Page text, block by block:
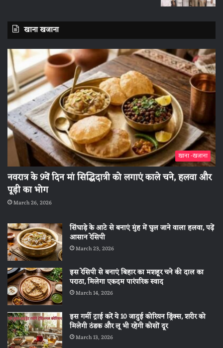
खाना खजाना
खाना -खजाना
नवरात्र के 9वें दिन मां सिद्धिदात्री को लगाएं काले चने, हलवा और
पूड़ी का भोग
March 26, 2026
सिंघाड़े के आटे से बनाएं मुंह में घुल जाने वाला हलवा, पढ़ें
आसान रेसिपी
March 23, 2026
इस रेसिपी से बनाएं बिहार का मशहूर चने की दाल का
पराठा, मिलेगा एकदम पारंपरिक स्वाद
March 14, 2026
इस गर्मी ट्राई करें ये 10 जादुई कोरियन ड्रिंक्स, शरीर को
मिलेगी ठंडक और लू भी रहेगी कोसों दूर
March 13, 2026